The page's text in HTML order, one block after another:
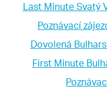
Last Minute Svatý
Poznávací
Dovolená
First Minute